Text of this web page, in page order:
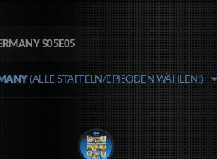
S05E05
(ALLE STAFFELN/EPISODEN WÄHLEN!)